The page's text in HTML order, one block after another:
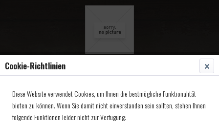
107x10mm
Cookie-Richtlinien
Diese Website verwendet Cookies, um Ihnen die bestmögliche Funktionalität
bieten zu können. Wenn Sie damit nicht einverstanden sein sollten, stehen Ihnen
folgende Funktionen leider nicht zur Verfügung: